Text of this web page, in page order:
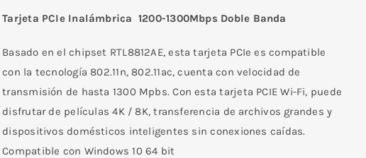
1200-
1300Mbps
Doble
Banda
TXA069
cantidad
Tarjeta PCIe Inalámbrica 1200-1300Mbps Doble Banda
Basado en el chipset RTL8812AE, esta tarjeta PCIe es compatible
con la tecnología802.11n, 802.11ac, cuenta con velocidad de
transmisión de hasta 1300 Mpbs. Con esta tarjeta PCIE Wi-Fi, puede
disfrutar de películas 4K / 8K, transferencia de archivos grandes y
dispositivos domésticos inteligentes sin conexiones caídas.
Compatible con Windows 10 64 bit